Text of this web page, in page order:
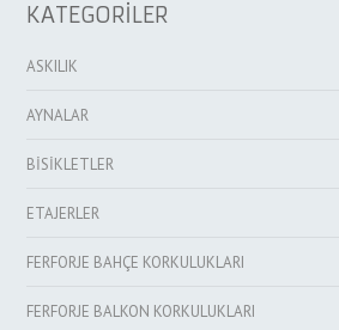
KATEGORİLER
ASKILIK
AYNALAR
BİSİKLETLER
ETAJERLER
FERFORJE BAHÇE KORKULUKLARI
FERFORJE BALKON KORKULUKLARI